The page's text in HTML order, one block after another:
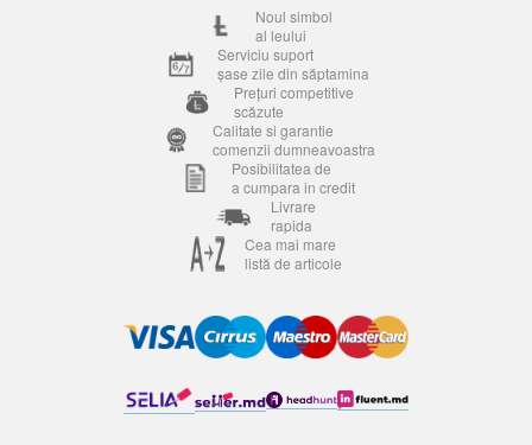
Noul simbol
al leului
Serviciu suport
șase zile din săptamina
Prețuri competitive
scăzute
Calitate si garantie
comenzii dumneavoastra
Posibilitatea de
a cumpara in credit
Livrare
rapida
Cea mai mare
listă de articole